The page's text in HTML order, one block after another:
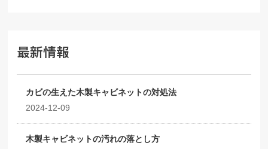
最新情報
カビの生えた木製キャビネットの対処法
2024-12-09
木製キャビネットの汚れの落とし方